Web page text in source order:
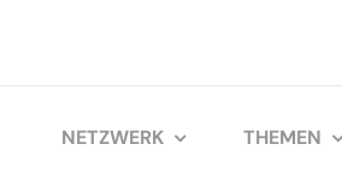
NETZWERK THEMEN